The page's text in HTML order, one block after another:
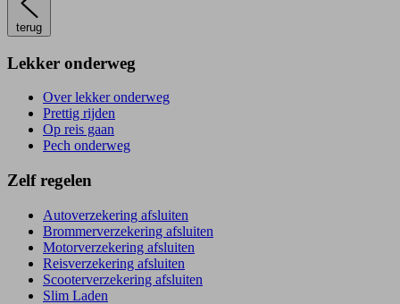
terug
Lekker onderweg
Over lekker onderweg
Prettig rijden
Op reis gaan
Pech onderweg
Zelf regelen
Autoverzekering afsluiten
Brommerverzekering afsluiten
Motorverzekering afsluiten
Reisverzekering afsluiten
Scooterverzekering afsluiten
Slim Laden